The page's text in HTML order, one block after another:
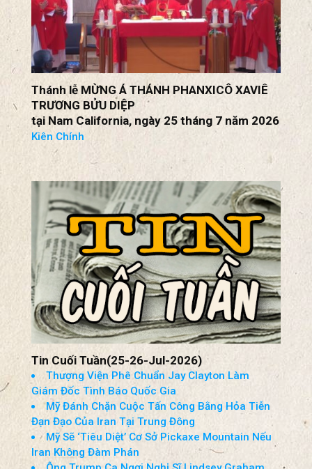
Thánh lễ MỪNG Á THÁNH PHANXICÔ XAVIÊ
TRƯƠNG BỬU DIỆP
tại Nam California, ngày 25 tháng 7 năm 2026
Kiên Chính
Tin Cuối Tuần(25-26-Jul-2026)
Thượng Viện Phê Chuẩn Jay Clayton Làm